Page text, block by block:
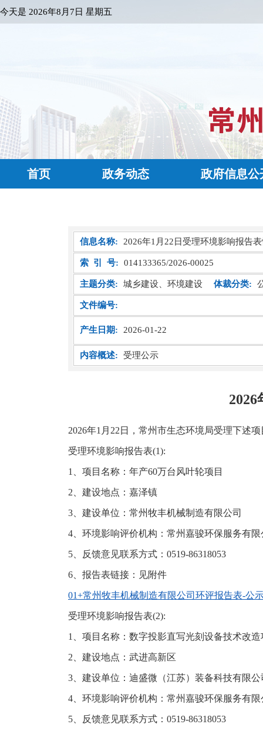
今天是 2026年8月7日 星期五
首页 政务动态 政府信息公
信息名称: 2026年1月22日受理环境影响报告
索 引 号: 014133365/2026-00025
主题分类: 城乡建设、环境建设 体裁分类:
文件编号:
产生日期: 2026-01-22
内容概述: 受理公示
2026年1月22日，常州市生态环境局受理下述
受理环境影响报告表(1):
1、项目名称：年产60万台风叶轮项目
2、建设地点：嘉泽镇
3、建设单位：常州牧丰机械制造有限公司
4、环境影响评价机构：常州嘉骏环保服务有限
5、反馈意见联系方式：0519-86318053
6、报告表链接：见附件
01+常州牧丰机械制造有限公司环评报告表-公
受理环境影响报告表(2):
1、项目名称：数字投影直写光刻设备技术改造
2、建设地点：武进高新区
3、建设单位：迪盛微（江苏）装备科技有限公
4、环境影响评价机构：常州嘉骏环保服务有限
5、反馈意见联系方式：0519-86318053